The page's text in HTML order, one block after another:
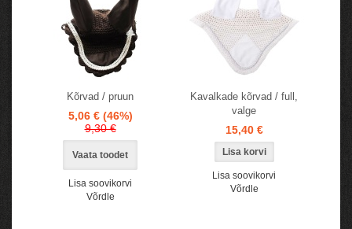
Kõrvad / pruun
5,06 € (46%)
9,30 €
Vaata toodet
Lisa soovikorvi
Võrdle
Kavalkade kõrvad / full,
valge
15,40 €
Lisa soovikorvi
Võrdle